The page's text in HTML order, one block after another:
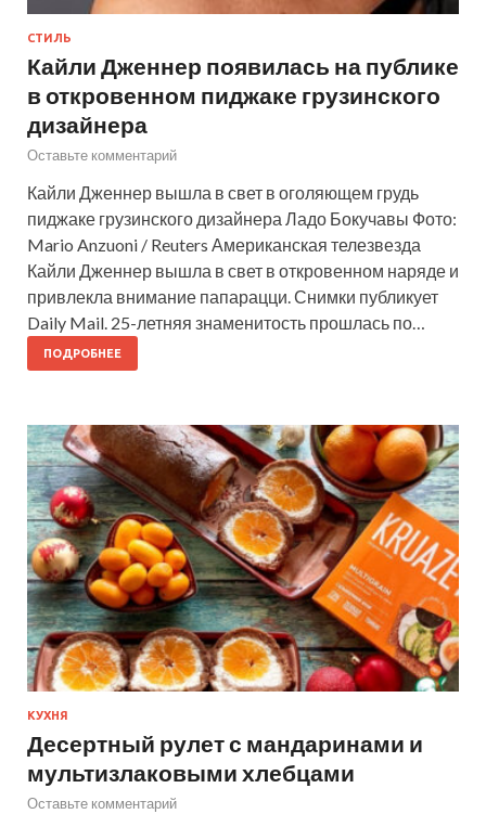
СТИЛЬ
Кайли Дженнер появилась на публике
в откровенном пиджаке грузинского
дизайнера
Оставьте комментарий
Кайли Дженнер вышла в свет в оголяющем грудь
пиджаке грузинского дизайнера Ладо Бокучавы Фото:
Mario Anzuoni / Reuters Американская телезвезда
Кайли Дженнер вышла в свет в откровенном наряде и
привлекла внимание папарацци. Снимки публикует
Daily Mail. 25-летняя знаменитость прошлась по…
ПОДРОБНЕЕ
КУХНЯ
Десертный рулет с мандаринами и
мультизлаковыми хлебцами
Оставьте комментарий